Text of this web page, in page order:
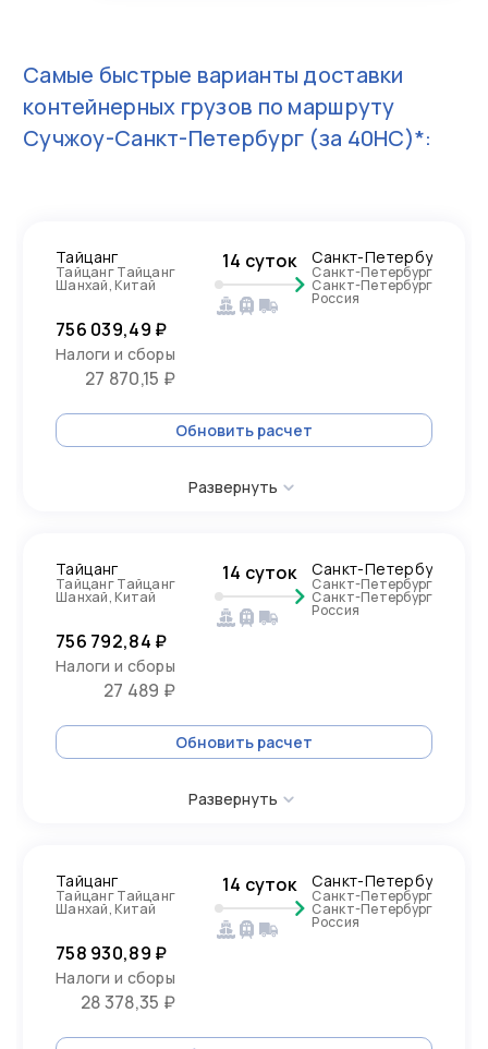
Самые быстрые варианты доставки
контейнерных грузов по маршруту
Сучжоу-Санкт-Петербург (за 40HC)*:
Тайцанг
Тайцанг Тайцанг
Шанхай, Китай
14 суток Санкт-Петербург
Санкт-Петербург
Санкт-Петербург
Россия
756 039,49 ₽
Налоги и сборы
27 870,15 ₽
Обновить расчет
Развернуть
Тайцанг
Тайцанг Тайцанг
Шанхай, Китай
14 суток Санкт-Петербург
Санкт-Петербург
Санкт-Петербург
Россия
756 792,84 ₽
Налоги и сборы
27 489 ₽
Обновить расчет
Развернуть
Тайцанг
Тайцанг Тайцанг
Шанхай, Китай
14 суток Санкт-Петербург
Санкт-Петербург
Санкт-Петербург
Россия
758 930,89 ₽
Налоги и сборы
28 378,35 ₽